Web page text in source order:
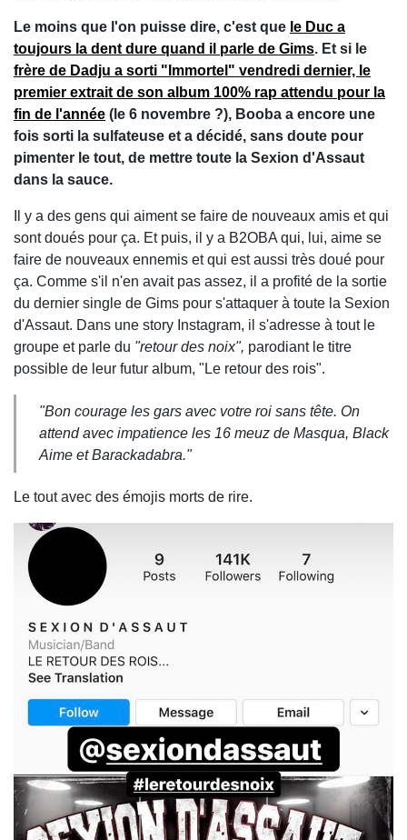
Le moins que l'on puisse dire, c'est que le Duc a
toujours la dent dure quand il parle de Gims. Et si le
frère de Dadju a sorti "Immortel" vendredi dernier, le
premier extrait de son album 100% rap attendu pour la
fin de l'année (le 6 novembre ?), Booba a encore une
fois sorti la sulfateuse et a décidé, sans doute pour
pimenter le tout, de mettre toute la Sexion d'Assaut
dans la sauce.
Il y a des gens qui aiment se faire de nouveaux amis et qui
sont doués pour ça. Et puis, il y a B2OBA qui, lui, aime se
faire de nouveaux ennemis et qui est aussi très doué pour
ça. Comme s'il n'en avait pas assez, il a profité de la sortie
du dernier single de Gims pour s'attaquer à toute la Sexion
d'Assaut. Dans une story Instagram, il s'adresse à tout le
groupe et parle du "retour des noix", parodiant le titre
possible de leur futur album, "Le retour des rois".
"Bon courage les gars avec votre roi sans tête. On
attend avec impatience les 16 meuz de Masqua, Black
Aime et Barackadabra."
Le tout avec des émojis morts de rire.